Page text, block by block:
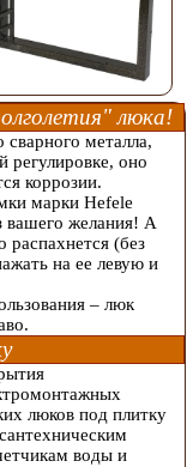
люка!
металла,
регулировке, оно
коррозии.
марки Hefele
вашего желания! А
распахнется (без
на ее левую и
– люк
люков под плитку
воды и